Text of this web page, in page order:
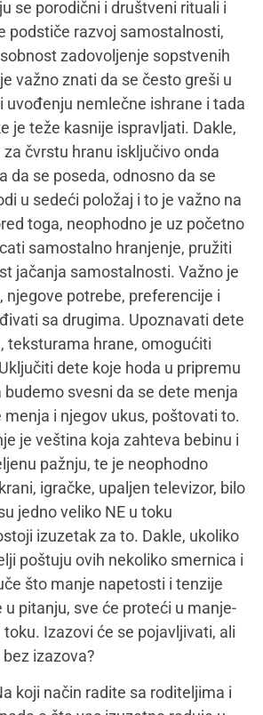
je veština koja zahteva bebinu i
pažnju, te je neophodno
igračke, upaljen televizor, bilo
jedno veliko NE u toku
izuzetak za to. Dakle, ukoliko
poštuju ovih nekoliko smernica i
što manje napetosti i tenzije
pitanju, sve će proteći u manje-
Izazovi će se pojavljivati, ali
izazova?
koji način radite sa roditeljima i
a šta vas izuzetno raduje u
koji su se Centru obratili za
Ono kako smo mi našu praksu u
jeste praksa okrenuta porodici.
nije izolovana jedinka i da ono
i ne dolazi nama samo, nego
a to je porodica i neretko
sredina. Naš rad usmeren je
i roditeljima, odnosno, celom
jedini način koji kreira rezultate.
u vidu psihološke i
mi radimo u Centru kao tim,
o svakoj porodici koja nam se
zajedno osmišljavamo
Kada radite sa ljudima i to
nemoći, onda morate
se na
vesti sa našeg portala.
Prijavi se!